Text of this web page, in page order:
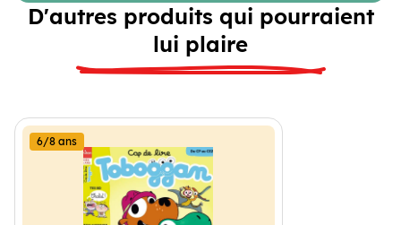
D'autres produits qui pourraient
lui plaire
6/8 ans